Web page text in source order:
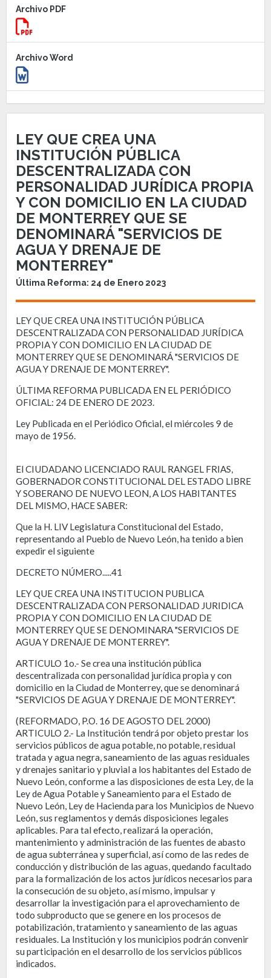
Archivo PDF
Archivo Word
LEY QUE CREA UNA
INSTITUCIÓN PÚBLICA
DESCENTRALIZADA CON
PERSONALIDAD JURÍDICA PROPIA
Y CON DOMICILIO EN LA CIUDAD
DE MONTERREY QUE SE
DENOMINARÁ "SERVICIOS DE
AGUA Y DRENAJE DE
MONTERREY"
Última Reforma: 24 de Enero 2023
LEY QUE CREA UNA INSTITUCIÓN PÚBLICA
DESCENTRALIZADA CON PERSONALIDAD JURÍDICA
PROPIA Y CON DOMICILIO EN LA CIUDAD DE
MONTERREY QUE SE DENOMINARÁ "SERVICIOS DE
AGUA Y DRENAJE DE MONTERREY".
ÚLTIMA REFORMA PUBLICADA EN EL PERIÓDICO
OFICIAL: 24 DE ENERO DE 2023.
Ley Publicada en el Periódico Oficial, el miércoles 9 de
mayo de 1956.
El CIUDADANO LICENCIADO RAUL RANGEL FRIAS,
GOBERNADOR CONSTITUCIONAL DEL ESTADO LIBRE
Y SOBERANO DE NUEVO LEON, A LOS HABITANTES
DEL MISMO, HACE SABER:
Que la H. LIV Legislatura Constitucional del Estado,
representando al Pueblo de Nuevo León, ha tenido a bien
expedir el siguiente
DECRETO NÚMERO.....41
LEY QUE CREA UNA INSTITUCION PUBLICA
DESCENTRALIZADA CON PERSONALIDAD JURIDICA
PROPIA Y CON DOMICILIO EN LA CIUDAD DE
MONTERREY QUE SE DENOMINARA "SERVICIOS DE
AGUA Y DRENAJE DE MONTERREY".
ARTICULO 1o.- Se crea una institución pública
descentralizada con personalidad jurídica propia y con
domicilio en la Ciudad de Monterrey, que se denominará
"SERVICIOS DE AGUA Y DRENAJE DE MONTERREY".
(REFORMADO, P.O. 16 DE AGOSTO DEL 2000)
ARTICULO 2.- La Institución tendrá por objeto prestar los
servicios públicos de agua potable, no potable, residual
tratada y agua negra, saneamiento de las aguas residuales
y drenajes sanitario y pluvial a los habitantes del Estado de
Nuevo León, conforme a las disposiciones de esta Ley, de la
Ley de Agua Potable y Saneamiento para el Estado de
Nuevo León, Ley de Hacienda para los Municipios de Nuevo
León, sus reglamentos y demás disposiciones legales
aplicables. Para tal efecto, realizará la operación,
mantenimiento y administración de las fuentes de abasto
de agua subterránea y superficial, así como de las redes de
conducción y distribución de las aguas, quedando facultado
para la formalización de los actos jurídicos necesarios para
la consecución de su objeto, así mismo, impulsar y
desarrollar la investigación para el aprovechamiento de
todo subproducto que se genere en los procesos de
potabilización, tratamiento y saneamiento de las aguas
residuales. La Institución y los municipios podrán convenir
su participación en el desarrollo de los servicios públicos
indicados.